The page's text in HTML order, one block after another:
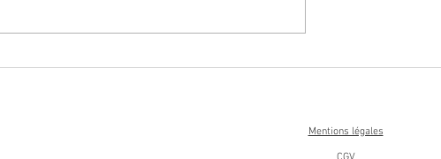
Mentions légales